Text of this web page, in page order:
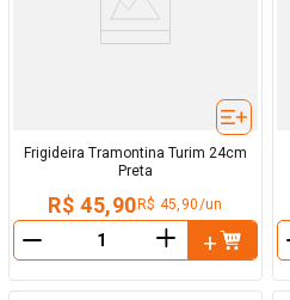
Frigideira Tramontina Turim 24cm
Preta
R$ 45,90 R$ 45,90/un
＋